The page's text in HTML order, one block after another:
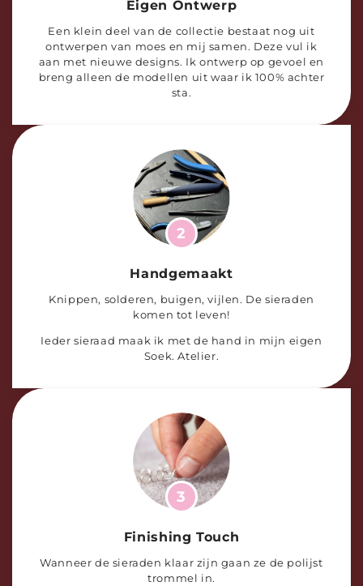
Eigen Ontwerp
Een klein deel van de collectie bestaat nog uit
ontwerpen van moes en mij samen. Deze vul ik
aan met nieuwe designs. Ik ontwerp op gevoel en
breng alleen de modellen uit waar ik 100% achter
sta.
2
Handgemaakt
Knippen, solderen, buigen, vijlen. De sieraden
komen tot leven!
Ieder sieraad maak ik met de hand in mijn eigen
Soek. Atelier.
3
Finishing Touch
Wanneer de sieraden klaar zijn gaan ze de polijst
trommel in.